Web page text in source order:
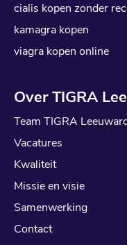
cialis kopen zonder
kamagra kopen
viagra kopen online
Over TIGRA
Team TIGRA
Vacatures
Kwaliteit
Missie en visie
Samenwerking
Contact